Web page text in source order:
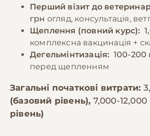
Перший візит до
грн огляд, консультація,
Щеплення (повний курс):
комплексна вакцинація +
Дегельмінтизація: 100-200
перед щепленням
Загальні початкові витрати:
(базовий рівень), 7,000-12,000
рівень)